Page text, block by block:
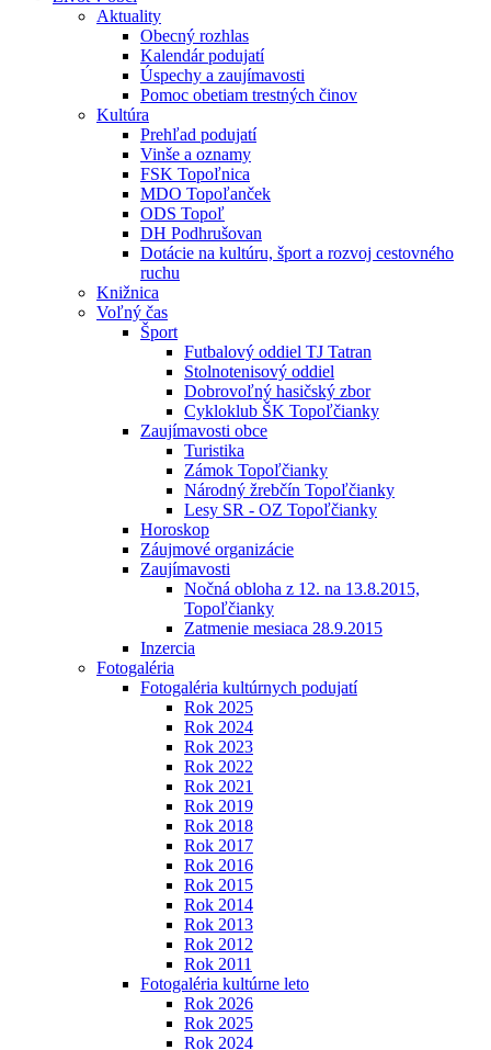
Aktuality
Obecný rozhlas
Kalendár podujatí
Úspechy a zaujímavosti
Pomoc obetiam trestných činov
Kultúra
Prehľad podujatí
Vinše a oznamy
FSK Topoľnica
MDO Topoľanček
ODS Topoľ
DH Podhrušovan
Dotácie na kultúru, šport a rozvoj cestovného
ruchu
Knižnica
Voľný čas
Šport
Futbalový oddiel TJ Tatran
Stolnotenisový oddiel
Dobrovoľný hasičský zbor
Cykloklub ŠK Topoľčianky
Zaujímavosti obce
Turistika
Zámok Topoľčianky
Národný žrebčín Topoľčianky
Lesy SR - OZ Topoľčianky
Horoskop
Záujmové organizácie
Zaujímavosti
Nočná obloha z 12. na 13.8.2015,
Topoľčianky
Zatmenie mesiaca 28.9.2015
Inzercia
Fotogaléria
Fotogaléria kultúrnych podujatí
Rok 2025
Rok 2024
Rok 2023
Rok 2022
Rok 2021
Rok 2019
Rok 2018
Rok 2017
Rok 2016
Rok 2015
Rok 2014
Rok 2013
Rok 2012
Rok 2011
Fotogaléria kultúrne leto
Rok 2026
Rok 2025
Rok 2024